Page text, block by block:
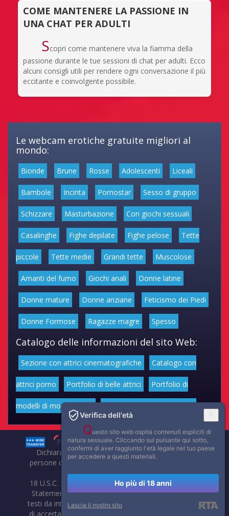
COME MANTENERE LA PASSIONE IN
UNA CHAT PER ADULTI
Scopri come mantenere viva la fiamma della
passione durante le tue sessioni di chat per adulti. Ecco
alcuni consigli utili per rendere ogni conversazione il più
eccitante e coinvolgente possibile.
Le webcam erotiche gratuite migliori al
mondo:
Bionde Brune Rosse Adolescenti Liceali
Bambole Incinta Pornostar Sesso di gruppo
Schizzare Masturbazione Con giochi sessuali
Casalinghe Fighe depilate Fighe pelose Tette
piccole Tette medie Grandi tette Muscolose
Amanti del fumo Giochi anali Donne latine
Donne mature Donne anziane Feticismo dei Piedi
Donne Formose Ragazze magre Spesso
Catalogo delle informazioni del sito Web:
Sezione con attrici cinematografiche Catalogo con
attrici porno Portfolio di belle attrici Portfolio di
modelli di moda volgari Affascinanti star dello sport
Dichiarazione di non responsabilità: tutti i membri e le
persone che compaiono su questo sito hanno almeno 18
anni.
18 U.S.C. 2257 Record-Keeping Requirements Compliance
Statement. Affaritaliani, prima di pubblicare foto, video o
testi da internet, compie tutte le opportune verifiche al fine
di accertarne il libero regime di circolazione e non violare i
Verifica dell'età
Questo sito web ospita contenuti espliciti di
natura sessuale. Cliccando sul pulsante qui sotto,
confermi di aver raggiunto l'età legale nel tuo paese
per accedere a questi materiali.
Ho più di 18 anni
Lascia il nostro sito